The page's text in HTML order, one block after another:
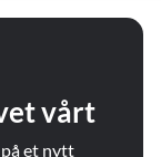
vårt
et nytt